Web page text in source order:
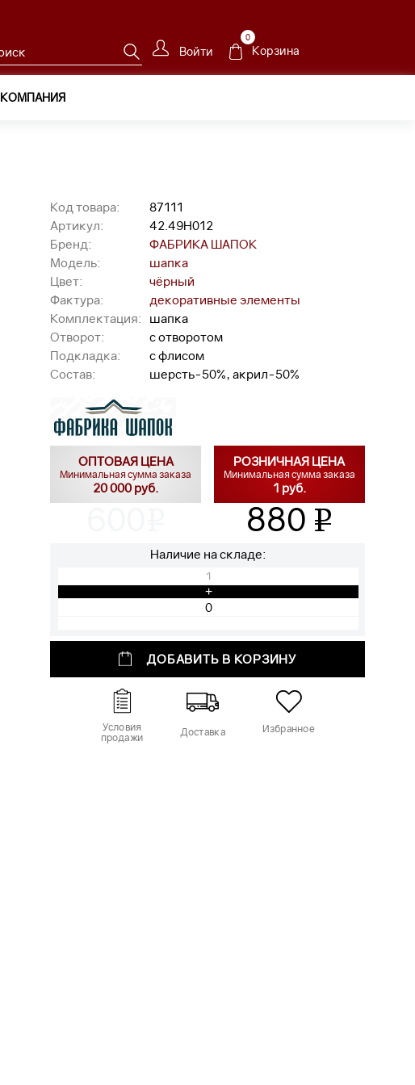
Войти
0
Корзина
КОМПАНИЯ
Код товара:
87111
Артикул:
42.49H012
Бренд:
ФАБРИКА ШАПОК
Модель:
шапка
Цвет:
чёрный
Фактура:
декоративные элементы
Комплектация:
шапка
Отворот:
с отворотом
Подкладка:
с флисом
Состав:
шерсть-50%, акрил-50%
ОПТОВАЯ ЦЕНА
Минимальная сумма заказа
20 000 руб.
РОЗНИЧНАЯ ЦЕНА
Минимальная сумма заказа
1 руб.
880 v
Наличие на складе:
1
+
ДОБАВИТЬ В КОРЗИНУ
Условия
продажи
Доставка Избранное